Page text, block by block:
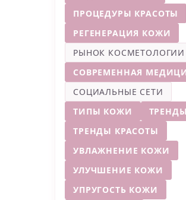
ПРОЦЕДУРЫ КРАСОТЫ
РЕГЕНЕРАЦИЯ КОЖИ
РЫНОК КОСМЕТОЛОГИИ
СОВРЕМЕННАЯ
СОЦИАЛЬНЫЕ СЕТИ
ТИПЫ КОЖИ
ТРЕНДЫ КРАСОТЫ
УВЛАЖНЕНИЕ КОЖИ
УЛУЧШЕНИЕ КОЖИ
УПРУГОСТЬ КОЖИ